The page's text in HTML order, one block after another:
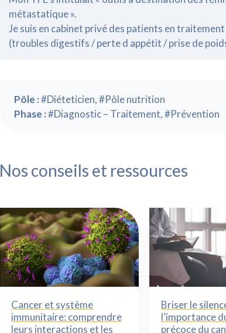
métastatique ».
Je suis en cabinet privé des patients en
(troubles digestifs / perte d appétit / prise de
Pôle :#Diéteticien, #Pôle nutrition
Phase :#Diagnostic – Traitement, #Prévention
Nos conseils et ressources
Cancer et système
immunitaire: comprendre
leurs interactions et les
Briser le
l’importance
précoce du